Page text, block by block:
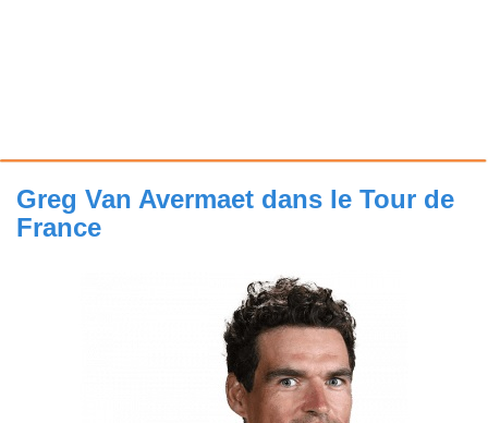
Greg Van Avermaet dans le Tour de
France